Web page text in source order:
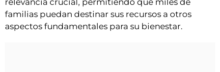
relevancia crucial, permitiendo que miles de
familias puedan destinar sus recursos a otros
aspectos fundamentales para su bienestar.